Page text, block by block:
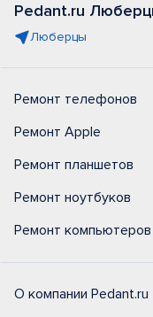
Pedant.ru
Люберцы
Ремонт телефонов
Ремонт Apple
Ремонт планшетов
Ремонт ноутбуков
Ремонт компьютеров
О компании Pedant.ru